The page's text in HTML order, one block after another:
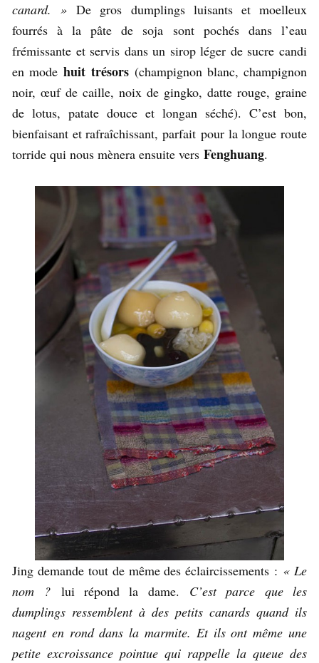
canard. » De gros dumplings luisants et moelleux
fourrés à la pâte de soja sont pochés dans l’eau
frémissante et servis dans un sirop léger de sucre candi
en modehuit trésors(champignon blanc, champignon
noir, œuf de caille, noix de gingko, datte rouge, graine
de lotus, patate douce et longan séché). C’est bon,
bienfaisant et rafraîchissant, parfait pour la longue route
torride qui nous mènera ensuite vers Fenghuang.
Jing demande tout de même des éclaircissements : « Le
nom ? lui répond la dame. C’est parce que les
dumplings ressemblent à des petits canards quand ils
nagent en rond dans la marmite. Et ils ont même une
petite excroissance pointue qui rappelle la queue des